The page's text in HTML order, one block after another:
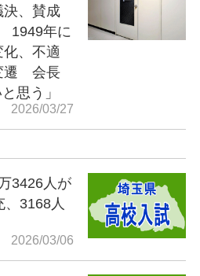
決、賛成
1949年に
、不適
遷 会長
思う」
2026/03/27
3426人が
3168人
2026/03/06